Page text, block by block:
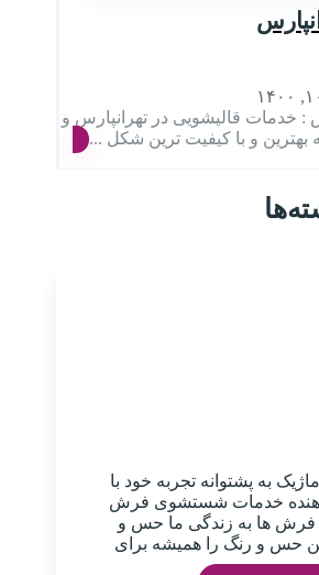
: خدمات قالیشویی در تهرانپارس و
بهترین و با کیفیت ترین شکل ...
به پشتوانه تجربه خود با
دهنده خدمات شستشوی فرش
فرش ها به زندگی ما حس و
حس و رنگ را همیشه برای